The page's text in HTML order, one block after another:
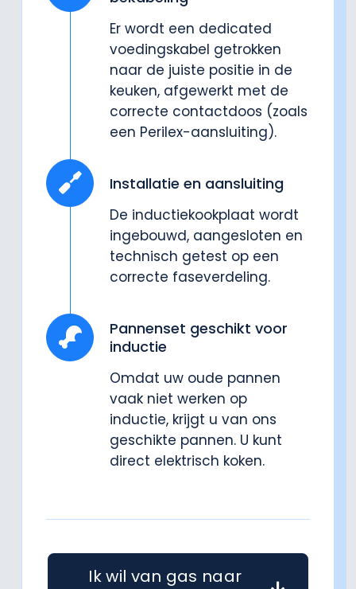
Er wordt een dedicated
voedingskabel getrokken
naar de juiste positie in de
keuken, afgewerkt met de
correcte contactdoos (zoals
een Perilex-aansluiting).
Installatie en aansluiting
De inductiekookplaat wordt
ingebouwd, aangesloten en
technisch getest op een
correcte faseverdeling.
Pannenset geschikt voor
inductie
Omdat uw oude pannen
vaak niet werken op
inductie, krijgt u van ons
geschikte pannen. U kunt
direct elektrisch koken.
Ik wil van gas naar